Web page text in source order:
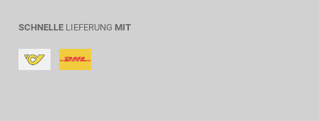
SCHNELLE LIEFERUNG MIT